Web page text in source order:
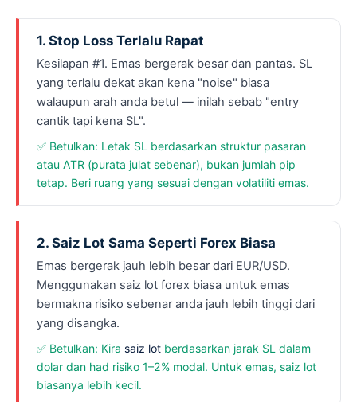
1. Stop Loss Terlalu Rapat
Kesilapan #1. Emas bergerak besar dan pantas. SL
yang terlalu dekat akan kena "noise" biasa
walaupun arah anda betul — inilah sebab "entry
cantik tapi kena SL".
✅ Betulkan: Letak SL berdasarkan struktur pasaran
atau ATR (purata julat sebenar), bukan jumlah pip
tetap. Beri ruang yang sesuai dengan volatiliti emas.
2. Saiz Lot Sama Seperti Forex Biasa
Emas bergerak jauh lebih besar dari EUR/USD.
Menggunakan saiz lot forex biasa untuk emas
bermakna risiko sebenar anda jauh lebih tinggi dari
yang disangka.
✅ Betulkan: Kira saiz lot berdasarkan jarak SL dalam
dolar dan had risiko 1–2% modal. Untuk emas, saiz lot
biasanya lebih kecil.